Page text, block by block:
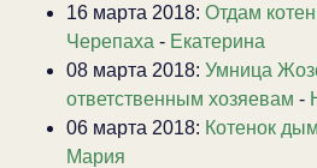
16 марта 2018: Отдам
Черепаха - Екатерина
08 марта 2018: Умница
ответственным хозяевам -
06 марта 2018: Котенок
Мария